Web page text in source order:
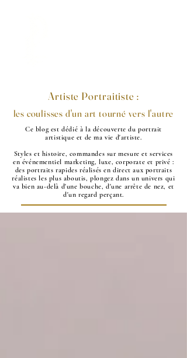
Artiste Portraitiste :
les coulisses d'un art tourné vers l'autre
Ce blog est dédié à la découverte du portrait
artistique et de ma vie d'artiste.
Styles et histoire, commandes sur mesure et services
en événementiel marketing, luxe, corporate et privé :
des portraits rapides réalisés en direct aux portraits
réalistes les plus aboutis, plongez dans un univers qui
va bien au-delà d'une bouche, d'une arrête de nez, et
d'un regard perçant.